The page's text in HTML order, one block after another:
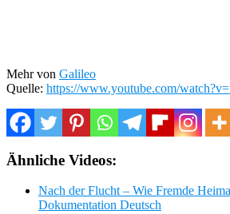
Mehr von Galileo
Quelle: https://www.youtube.com/
Ähnliche Videos:
Nach der Flucht – Wie Fremde
Dokumentation Deutsch